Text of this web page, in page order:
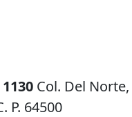
1130 Col. Del Norte,
P. 64500